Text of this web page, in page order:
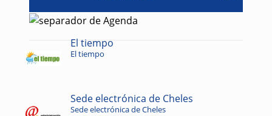
El tiempo
El tiempo
Sede electrónica de Cheles
Sede electrónica de Cheles